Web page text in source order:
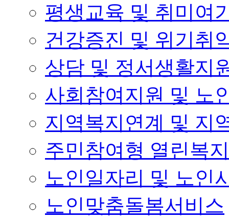
평생교육 및 취미여
건강증진 및 위기취
상담 및 정서생활지
사회참여지원 및 노
지역복지연계 및 지
주민참여형 열린복
노인일자리 및 노인
노인맞춤돌봄서비스